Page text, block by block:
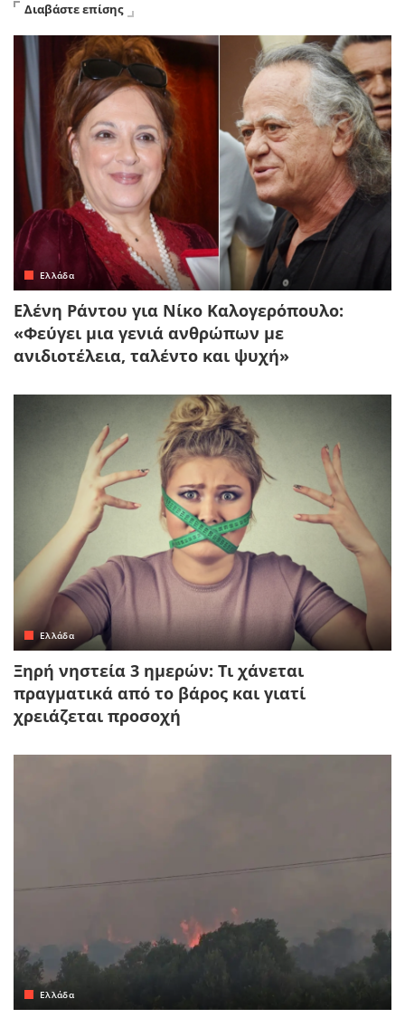
Διαβάστε επίσης
Ελλάδα
Ελένη Ράντου για Νίκο Καλογερόπουλο:
«Φεύγει μια γενιά ανθρώπων με
ανιδιοτέλεια, ταλέντο και ψυχή»
Ελλάδα
Ξηρή νηστεία 3 ημερών: Τι χάνεται
πραγματικά από το βάρος και γιατί
χρειάζεται προσοχή
Ελλάδα